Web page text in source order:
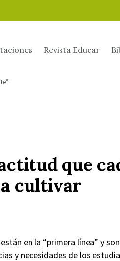
Revista Educar
que
cultivar
en la “primera línea” y
y necesidades de los